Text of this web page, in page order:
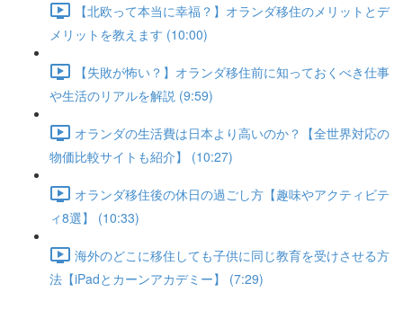
【北欧って本当に幸福？】オランダ移住のメリットとデ
メリットを教えます (10:00)
【失敗が怖い？】オランダ移住前に知っておくべき仕事
や生活のリアルを解説 (9:59)
オランダの生活費は日本より高いのか？【全世界対応の
物価比較サイトも紹介】 (10:27)
オランダ移住後の休日の過ごし方【趣味やアクティビテ
ィ8選】 (10:33)
海外のどこに移住しても子供に同じ教育を受けさせる方
法【iPadとカーンアカデミー】 (7:29)